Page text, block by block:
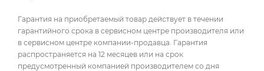
Гарантия на приобретаемый товар действует в течении
гарантийного срока в сервисном центре производителя или
в сервисном центре компании-продавца. Гарантия
распространяется на 12 месяцев или на срок
предусмотренный компанией производителем со дня